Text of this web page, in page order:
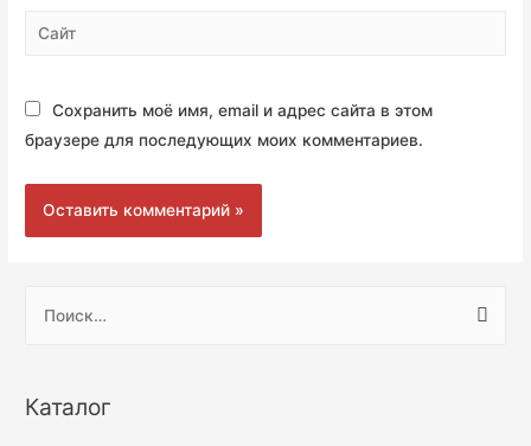
Сохранить моё имя, email и адрес сайта в этом
браузере для последующих моих комментариев.
Каталог